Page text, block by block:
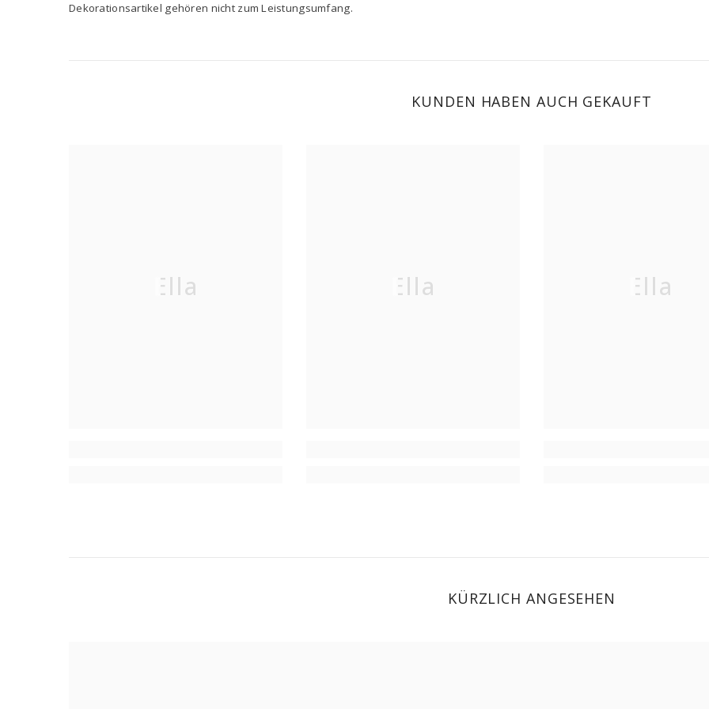
Dekorationsartikel gehören nicht zum Leistungsumfang.
KUNDEN HABEN AUCH GEKAUFT
Ella Ella Ella
KÜRZLICH ANGESEHEN